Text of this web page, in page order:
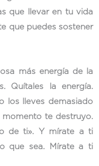
que llevar en tu vida
que puedes sostener
más energía de la
Quítales la energía.
los lleves demasiado
momento te destruyo.
de ti». Y mírate a ti
que sea. Mírate a ti